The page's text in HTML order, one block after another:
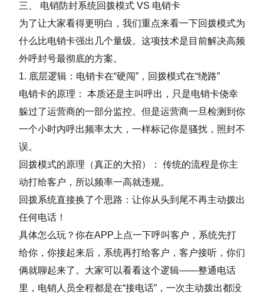
三、 电销防封系统回拨模式 VS 电销卡
为了让大家看得更明白，我们重点来看一下回拨模式为
什么比电销卡强出几个量级。这项技术是目前解决高频
外呼封号最彻底的方案。
1. 底层逻辑：电销卡在“硬闯”，回拨模式在“绕路”
电销卡的原理： 本质还是主叫呼出，只是电销卡侥幸
躲过了运营商的一部分监控。但是运营商一旦检测到你
一个小时内呼出频率太大，一样标记你是骚扰，照封不
误。
回拨模式的原理（真正的大招）： 传统的流程是你主
动打给客户，所以频率一高就违规。
回拨系统直接换了个思路：让你从头到尾不再主动拨出
任何电话！
具体怎么玩？你在APP上点一下呼叫客户，系统先打
给你，你接起来后，系统再打给客户，客户接听，你们
俩就聊起来了。大家可以看看这个逻辑——整通电话
里，电销人员全程都是在“接电话”，一次主动拨出都没